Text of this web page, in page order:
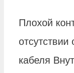
Плохой
кабеля